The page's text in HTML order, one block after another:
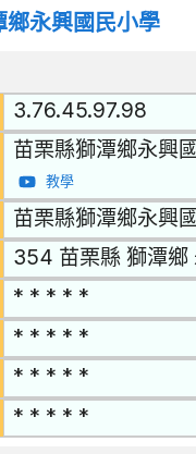
鄉永興國民小學
3.76.45.97.98
苗栗縣獅潭鄉永興
教學
苗栗縣獅潭鄉永興
354 苗栗縣 獅潭鄉
* * * * *
* * * * *
* * * * *
* * * * *